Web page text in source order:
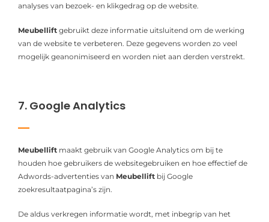
analyses van bezoek- en klikgedrag op de website.
Meubellift gebruikt deze informatie uitsluitend om de werking
van de website te verbeteren. Deze gegevens worden zo veel
mogelijk geanonimiseerd en worden niet aan derden verstrekt.
7. Google Analytics
Meubellift maakt gebruik van Google Analytics om bij te
houden hoe gebruikers de websitegebruiken en hoe effectief de
Adwords-advertenties van Meubellift bij Google
zoekresultaatpagina’s zijn.
De aldus verkregen informatie wordt, met inbegrip van het